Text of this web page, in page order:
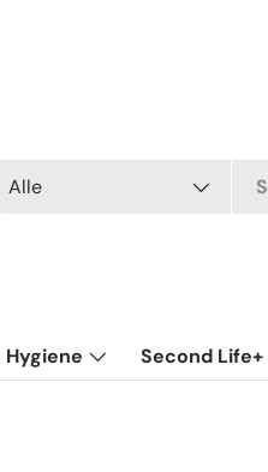
Alle
Hygiene Second Life+